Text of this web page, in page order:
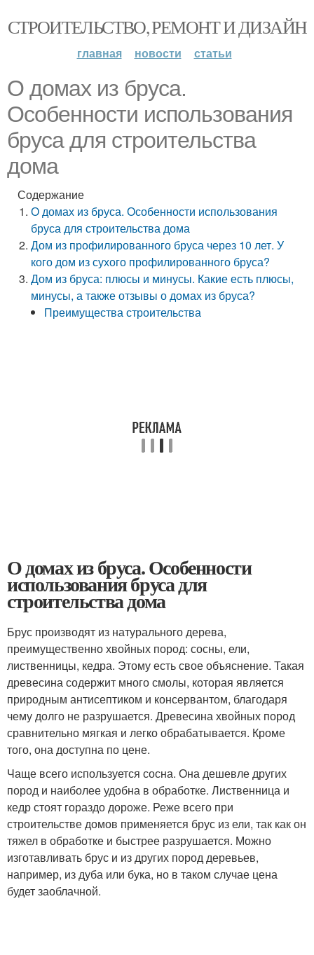
СТРОИТЕЛЬСТВО, РЕМОНТ И ДИЗАЙН
главная новости статьи
О домах из бруса.
Особенности использования
бруса для строительства
дома
Содержание
О домах из бруса. Особенности использования
бруса для строительства дома
Дом из профилированного бруса через 10 лет. У
кого дом из сухого профилированного бруса?
Дом из бруса: плюсы и минусы. Какие есть плюсы,
минусы, а также отзывы о домах из бруса?
Преимущества строительства
О домах из бруса. Особенности
использования бруса для
строительства дома
Брус производят из натурального дерева,
преимущественно хвойных пород: сосны, ели,
лиственницы, кедра. Этому есть свое объяснение. Такая
древесина содержит много смолы, которая является
природным антисептиком и консервантом, благодаря
чему долго не разрушается. Древесина хвойных пород
сравнительно мягкая и легко обрабатывается. Кроме
того, она доступна по цене.
Чаще всего используется сосна. Она дешевле других
пород и наиболее удобна в обработке. Лиственница и
кедр стоят гораздо дороже. Реже всего при
строительстве домов применяется брус из ели, так как он
тяжел в обработке и быстрее разрушается. Можно
изготавливать брус и из других пород деревьев,
например, из дуба или бука, но в таком случае цена
будет заоблачной.